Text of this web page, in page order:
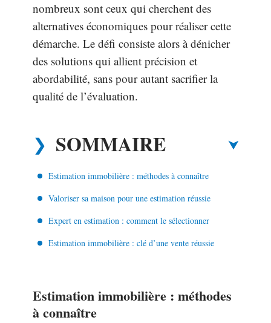
nombreux sont ceux qui cherchent des
alternatives économiques pour réaliser cette
démarche. Le défi consiste alors à dénicher
des solutions qui allient précision et
abordabilité, sans pour autant sacrifier la
qualité de l’évaluation.
SOMMAIRE
Estimation immobilière : méthodes à connaître
Valoriser sa maison pour une estimation réussie
Expert en estimation : comment le sélectionner
Estimation immobilière : clé d’une vente réussie
Estimation immobilière : méthodes
à connaître